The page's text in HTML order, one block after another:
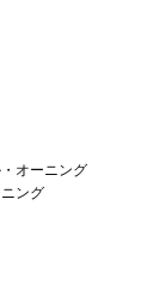
オーニング
ング